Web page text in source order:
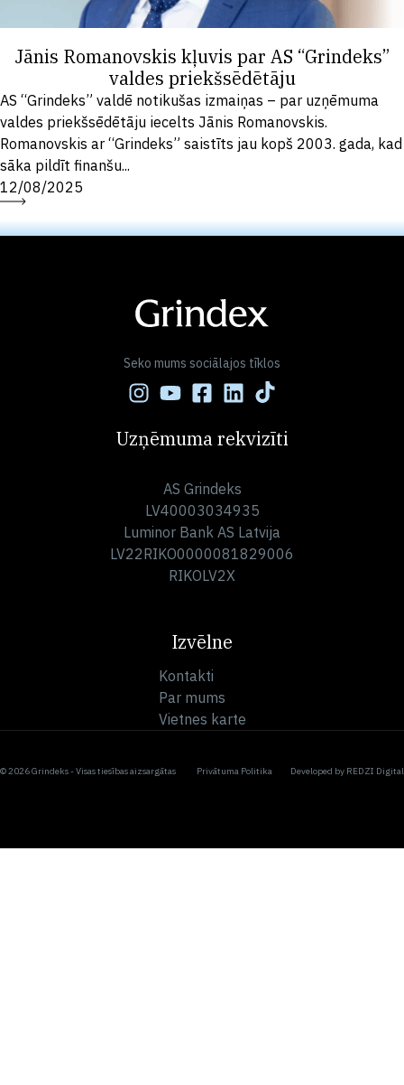
Jānis Romanovskis kļuvis par AS “Grindeks”
valdes priekšsēdētāju
AS “Grindeks” valdē notikušas izmaiņas – par uzņēmuma
valdes priekšsēdētāju iecelts Jānis Romanovskis.
Romanovskis ar “Grindeks” saistīts jau kopš 2003. gada, kad
sāka pildīt finanšu...
12/08/2025
Seko mums sociālajos tīklos
Uzņēmuma rekvizīti
AS Grindeks
LV40003034935
Luminor Bank AS Latvija
LV22RIKO0000081829006
RIKOLV2X
Izvēlne
Kontakti
Par mums
Vietnes karte
© 2026 Grindeks - Visas tiesības aizsargātas Privātuma Politika Developed by REDZI Digital